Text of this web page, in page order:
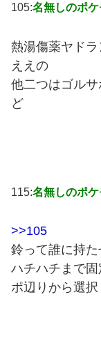
105:名無しのポ
熱湯傷薬ヤド
ええの
他二つはゴル
ど
115:名無しのポ
>>105
鈴って誰に持
ハチハチまで
ポ辺りから選択